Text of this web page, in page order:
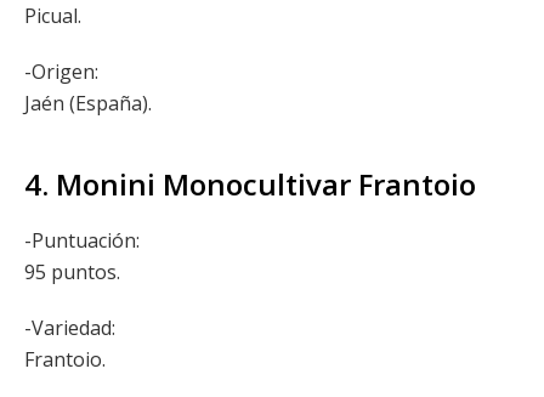
Picual.
-Origen:
Jaén (España).
4. Monini Monocultivar Frantoio
-Puntuación:
95 puntos.
-Variedad:
Frantoio.